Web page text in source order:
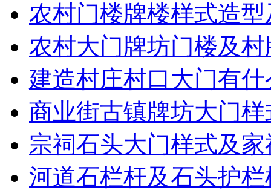
农村门楼牌楼样式造
农村大门牌坊门楼及
建造村庄村口大门有
商业街古镇牌坊大门
宗祠石头大门样式及
河道石栏杆及石头护